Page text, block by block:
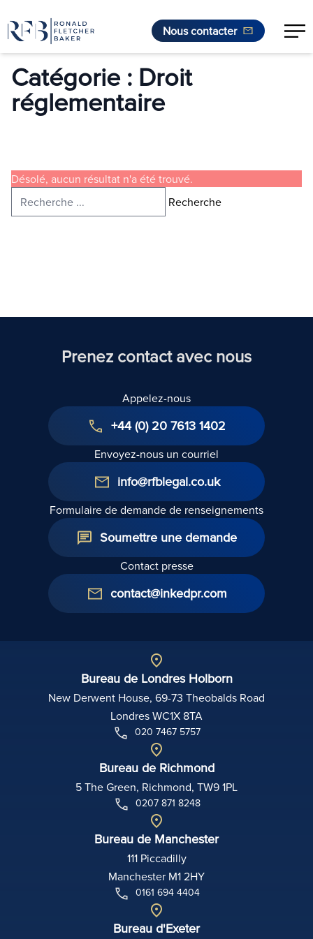
Nous contacter
Catégorie : Droit
réglementaire
Désolé, aucun résultat n'a été trouvé.
Recherche de :
Recherche
Prenez contact avec nous
Appelez-nous
+44 (0) 20 7613 1402
Envoyez-nous un courriel
info@rfblegal.co.uk
Formulaire de demande de renseignements
Soumettre une demande
Contact presse
contact@inkedpr.com
Bureau de Londres Holborn
New Derwent House, 69-73 Theobalds Road
Londres WC1X 8TA
020 7467 5757
Bureau de Richmond
5 The Green, Richmond, TW9 1PL
0207 871 8248
Bureau de Manchester
111 Piccadilly
Manchester M1 2HY
0161 694 4404
Bureau d'Exeter